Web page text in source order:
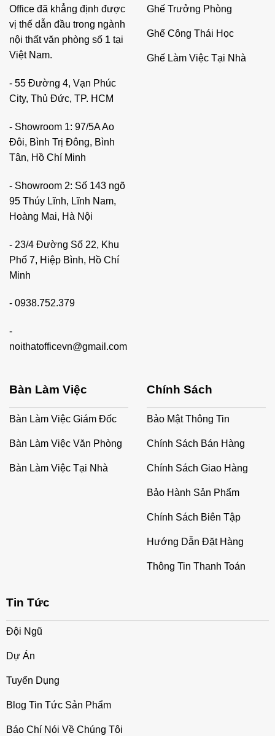
Office đã khẳng định được
vị thế dẫn đầu trong ngành
nội thất văn phòng số 1 tại
Việt Nam.
- 55 Đường 4, Vạn Phúc
City, Thủ Đức, TP. HCM
- Showroom 1: 97/5A Ao
Đôi, Bình Trị Đông, Bình
Tân, Hồ Chí Minh
- Showroom 2: Số 143 ngõ
95 Thúy Lĩnh, Lĩnh Nam,
Hoàng Mai, Hà Nội
- 23/4 Đường Số 22, Khu
Phố 7, Hiệp Bình, Hồ Chí
Minh
- 0938.752.379
-
noithatofficevn@gmail.com
Ghế Trưởng Phòng
Ghế Công Thái Học
Ghế Làm Việc Tại Nhà
Bàn Làm Việc
Bàn Làm Việc Giám Đốc
Bàn Làm Việc Văn Phòng
Bàn Làm Việc Tại Nhà
Chính Sách
Bảo Mật Thông Tin
Chính Sách Bán Hàng
Chính Sách Giao Hàng
Bảo Hành Sản Phẩm
Chính Sách Biên Tập
Hướng Dẫn Đặt Hàng
Thông Tin Thanh Toán
Tin Tức
Đội Ngũ
Dự Án
Tuyển Dụng
Blog Tin Tức Sản Phẩm
Báo Chí Nói Về Chúng Tôi